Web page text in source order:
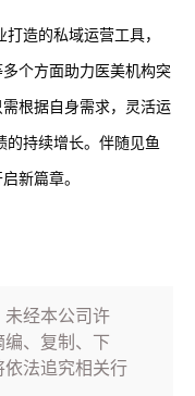
造的私域运营工具，
个方面助力医美机构突
根据自身需求，灵活运
的持续增长。伴随见鱼
新篇章。
未经本公司许
、复制、下
依法追究相关行